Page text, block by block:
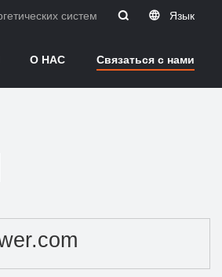
систем в Китае. Язык
О НАС Связаться с нами